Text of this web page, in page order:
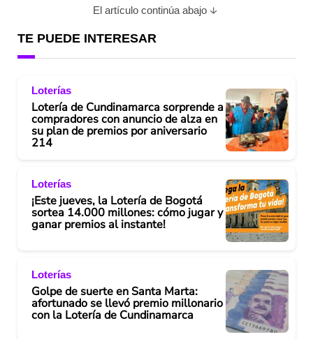
El artículo continúa abajo
TE PUEDE INTERESAR
Loterías
Lotería de Cundinamarca sorprende a
compradores con anuncio de alza en
su plan de premios por aniversario
214
Loterías
¡Este jueves, la Lotería de Bogotá
sortea 14.000 millones: cómo jugar y
ganar premios al instante!
Loterías
Golpe de suerte en Santa Marta:
afortunado se llevó premio millonario
con la Lotería de Cundinamarca